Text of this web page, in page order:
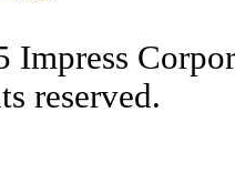
Impress
reserved.